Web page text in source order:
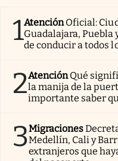
1AtenciónOficial:
Guadalajara,
de conducir a todos
2AtenciónQué
la manija de la
importante saber
3Migraciones
Medellín, Cali y
extranjeros que